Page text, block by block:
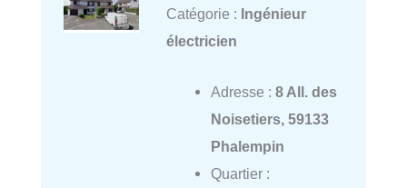
Catégorie : Ingénieur
électricien
Adresse : 8 All. des
Noisetiers, 59133
Phalempin
Quartier :